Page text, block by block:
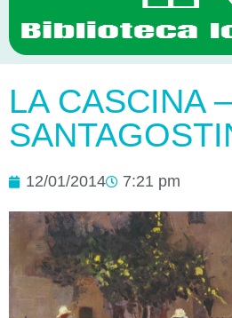
LA CASCINA
12/01/2014 7:21 pm